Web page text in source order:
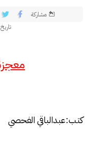
تاريخ
مشاركة
كتب:عبدالباقي الفحصي